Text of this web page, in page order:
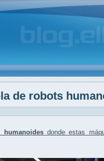
de robots
humanoidesdonde estas